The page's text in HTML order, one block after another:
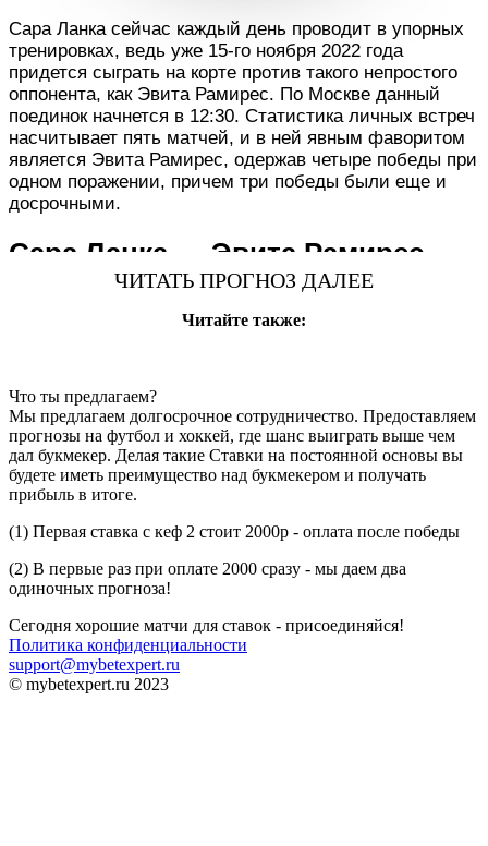
Сара Ланка сейчас каждый день проводит в упорных
тренировках, ведь уже 15-го ноября 2022 года
придется сыграть на корте против такого непростого
оппонента, как Эвита Рамирес. По Москве данный
поединок начнется в 12:30. Статистика личных встреч
насчитывает пять матчей, и в ней явным фаворитом
является Эвита Рамирес, одержав четыре победы при
одном поражении, причем три победы были еще и
досрочными.
Сара Ланка — Эвита Рамирес.
КТО ФАВОРИТ МАТЧА?
должны выйти в 12:30 по московскому времени.
Поклонники данного вида спорта очень сильно ждали
этого матча, ведь последний раз Сара Ланка и Эвита
Рамирес встречались на корте еще шесть лет назад,
после чего их ни разу не сводил жребий на
многочисленных турнирах. Ранее было сыграно
четыре личных встречи, в которых Сара Ланка имеет
Сара Ланка
Так как Сара Ланка выходит на корт практически
впервые спустя год перерыва, то никто не собирается
ждать чуда, ведь понятно, что еще необходимо время
ЧИТАТЬ ПРОГНОЗ ДАЛЕЕ
Читайте также:
Что ты предлагаем?
Мы предлагаем долгосрочное сотрудничество. Предоставляем
прогнозы на футбол и хоккей, где шанс выиграть выше чем
дал букмекер. Делая такие Ставки на постоянной основы вы
будете иметь преимущество над букмекером и получать
прибыль в итоге.
(1) Первая ставка с кеф 2 стоит 2000р - оплата после победы
(2) В первые раз при оплате 2000 сразу - мы даем два
одиночных прогноза!
Сегодня хорошие матчи для ставок - присоединяйся!
Политика конфиденциальности
support@mybetexpert.ru
© mybetexpert.ru 2023